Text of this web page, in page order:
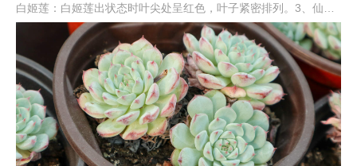
白姬莲：白姬莲出状态时叶尖处呈红色，叶子紧密排列。3、仙女
杯：仙女杯的叶片是白色，叶尖是有一定弧形的。4、红宝石：红
宝石叶色好看，外表通红，叶子排列呈莲花座。5、其他：还有碧
光环、静夜、蓝苹果、爱斯诺、唐印、奶酪。